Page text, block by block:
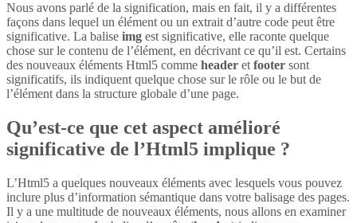
Nous avons parlé de la signification, mais en fait, il y a différentes
façons dans lequel un élément ou un extrait d’autre code peut être
significative. La balise img est significative, elle raconte quelque
chose sur le contenu de l’élément, en décrivant ce qu’il est. Certains
des nouveaux éléments Html5 comme header et footer sont
significatifs, ils indiquent quelque chose sur le rôle ou le but de
l’élément dans la structure globale d’une page.
Qu’est-ce que cet aspect amélioré
significative de l’Html5 implique ?
L’Html5 a quelques nouveaux éléments avec lesquels vous pouvez
inclure plus d’information sémantique dans votre balisage des pages.
Il y a une multitude de nouveaux éléments, nous allons en examiner